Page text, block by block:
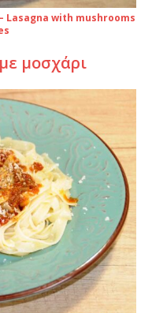
Lasagna with mushrooms
μοσχάρι